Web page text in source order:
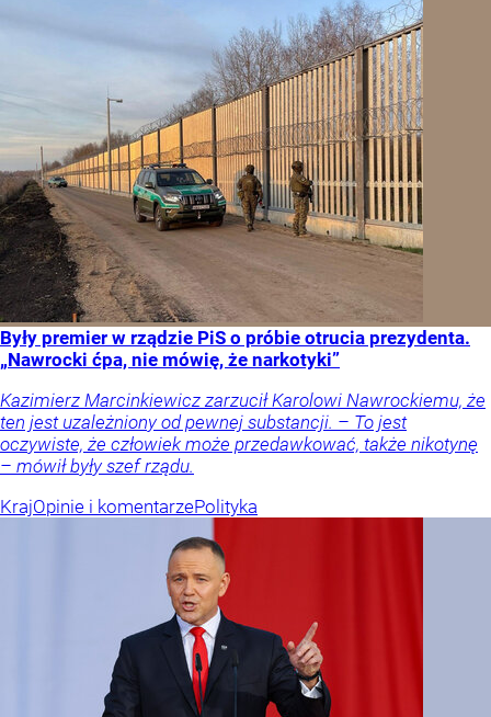
Były premier w rządzie PiS o próbie otrucia prezydenta.
„Nawrocki ćpa, nie mówię, że narkotyki”
Kazimierz Marcinkiewicz zarzucił Karolowi Nawrockiemu, że
ten jest uzależniony od pewnej substancji. – To jest
oczywiste, że człowiek może przedawkować, także nikotynę
– mówił były szef rządu.
KrajOpinie i komentarzePolityka